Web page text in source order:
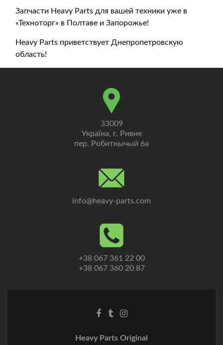
Запчасти Heavy Parts для вашей техники уже в
«Техноторг» в Полтаве и Запорожье!
Heavy Parts приветствует Днепропетровскую
область!
33009
Україна, г. Ривне
пер. Робитнычый 6а
info@heavy-parts.com
+38 067 361 22 00
+38 067 360 20 87
Heavy Parts Original